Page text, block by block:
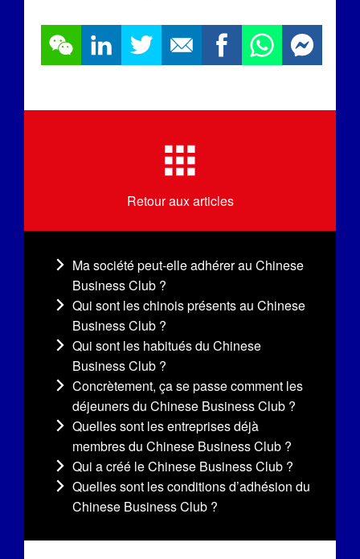
Retour aux articles
Ma société peut-elle adhérer au Chinese
Business Club ?
Qui sont les chinois présents au Chinese
Business Club ?
Qui sont les habitués du Chinese
Business Club ?
Concrètement, ça se passe comment les
déjeuners du Chinese Business Club ?
Quelles sont les entreprises déjà
membres du Chinese Business Club ?
Qui a créé le Chinese Business Club ?
Quelles sont les conditions d’adhésion du
Chinese Business Club ?